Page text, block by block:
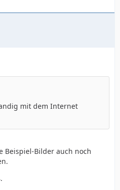
mit dem Internet
Beispiel-Bilder auch noch